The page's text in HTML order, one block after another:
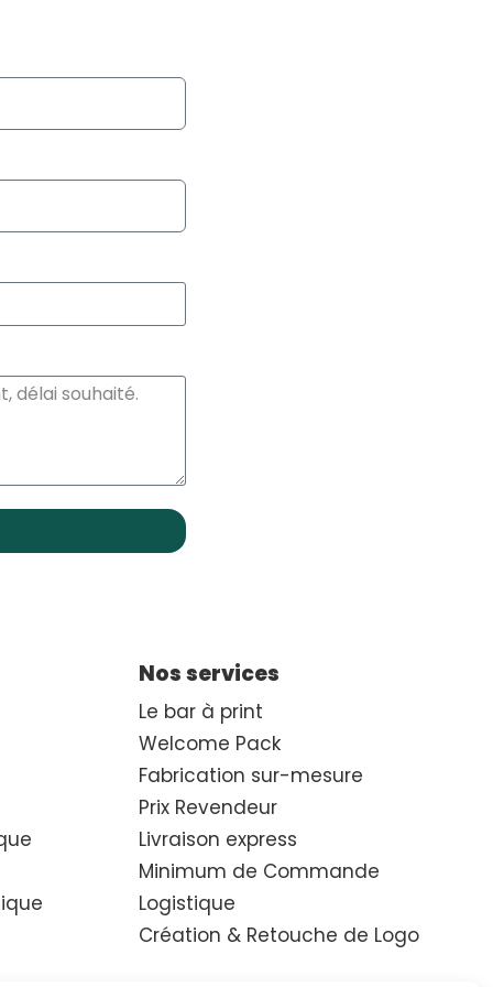
Nos services
Le bar à print
Welcome Pack
Fabrication sur-mesure
Prix Revendeur
Livraison express
Minimum de Commande
Logistique
Création & Retouche de Logo